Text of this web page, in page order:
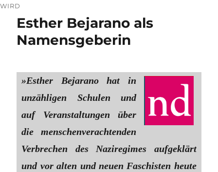
WIRD
Esther Bejarano als
Namensgeberin
»Esther Bejarano hat in
unzähligen Schulen und
auf Veranstaltungen über
die menschenverachtenden
Verbrechen des Naziregimes aufgeklärt
und vor alten und neuen Faschisten heute